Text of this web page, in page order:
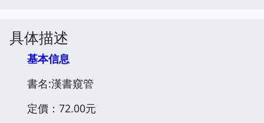
具体描述
基本信息
書名:漢書窺管
定價：72.00元